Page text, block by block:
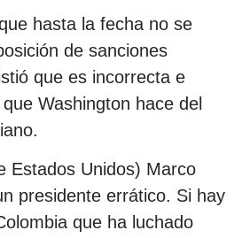
hasta la fecha no se
de sanciones
que es incorrecta e
Washington hace del
Estados Unidos) Marco
presidente errático. Si hay
que ha luchado